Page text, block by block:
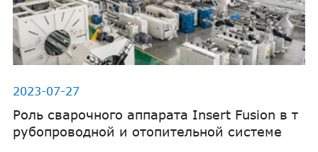
2023-07-27
Роль сварочного аппарата Insert Fusion в т
рубопроводной и отопительной системе